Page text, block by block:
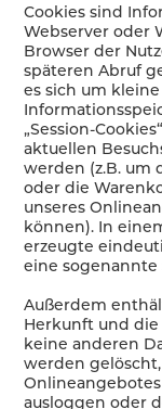
Cookies sind
Webserver oder
Browser der
späteren Abruf
es sich um
„Session-
aktuellen
werden (z.B. um
oder die
unseres
können). In
erzeugte
eine sogenannte
Außerdem
Herkunft und die
keine anderen
werden
ausloggen oder